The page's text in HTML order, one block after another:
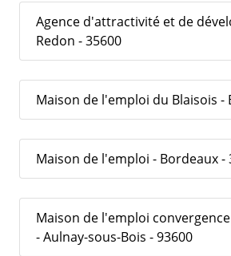
Agence d'attractivité et de
Redon - 35600
Maison de l'emploi du Blaisois -
Maison de l'emploi - Bordeaux -
Maison de l'emploi
- Aulnay-sous-Bois - 93600